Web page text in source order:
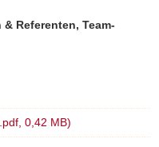
Referenten, Team-
0,42 MB)